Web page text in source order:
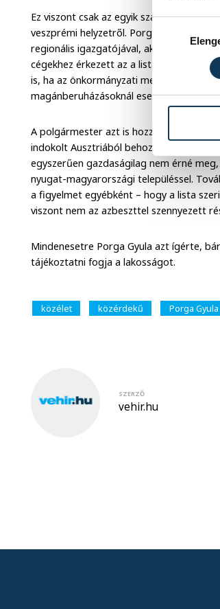
Hozzájárulás
Ez viszont csak az egyik szál, amin
veszprémi helyzetről. Porga Gyula azt is
regionális igazgatójával, akinél
cégekhez érkezett az a lista szerinti tíz
is, ha az önkormányzati
magánberuházásoknál esetleg.
A polgármester azt is hozzátette, hogy
indokolt Ausztriából behozatni követ,
egyszerűen gazdaságilag nem érné
nyugat-magyarországi településsel.
a figyelmet egyébként – hogy a lista
viszont nem az azbeszttel szennyezett
Mindenesetre Porga Gyula azt ígérte,
tájékoztatni fogja a lakosságot.
közélet közérdekű Porga Gyula
SZERZŐ
vehir.hu